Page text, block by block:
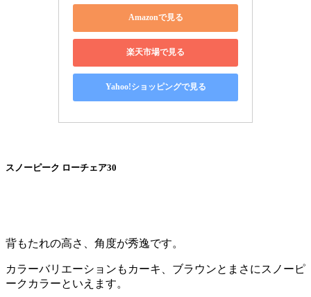
Amazonで見る
楽天市場で見る
Yahoo!ショッピングで見る
スノーピーク ローチェア30
背もたれの高さ、角度が秀逸です。
カラーバリエーションもカーキ、ブラウンとまさにスノーピ
ークカラーといえます。